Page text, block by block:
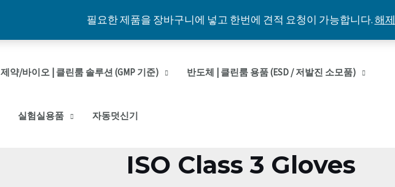
필요한 제품을 장바구니에 넣고 한번에 견적 요청이 가능합니다.해제
제약/바이오 | 클린룸 솔루션 (GMP 기준) 반도체 | 클린룸 용품 (ESD / 저발진 소모품)
실험실용품 자동덧신기
ISO Class 3 Gloves